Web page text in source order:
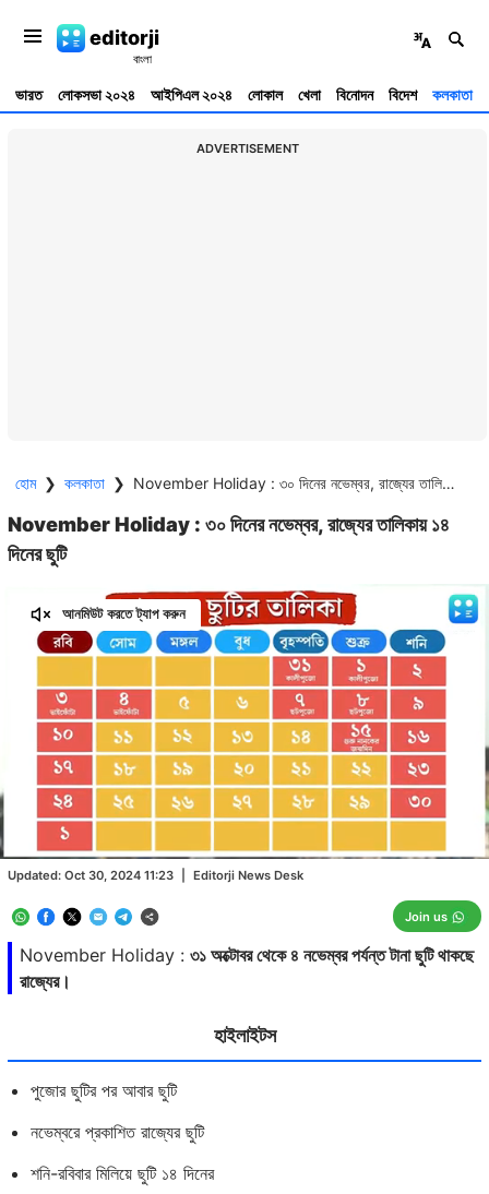
editorji
ভারত লোকসভা ২০২৪ আইপিএল ২০২৪ লোকাল খেলা বিনোদন বিদেশ কলকাতা
ADVERTISEMENT
হোম ❯ কলকাতা ❯ November Holiday : ৩০ দিনের নভেম্বর, রাজ্যের তালিকায় ১৪ দিনের ছুটি
November Holiday : ৩০ দিনের নভেম্বর, রাজ্যের তালিকায় ১৪
দিনের ছুটি
November Holiday : ৩১ অক্টোবর থেকে ৪ নভেম্বর পর্যন্ত টানা ছুটি থাকছে
রাজ্যের।
Updated: Oct 30, 2024 11:23 Editorji News Desk
Join us
আনমিউট করতে ট্যাপ করুন
হাইলাইটস
পুজোর ছুটির পর আবার ছুটি
নভেম্বরে প্রকাশিত রাজ্যের ছুটি
শনি-রবিবার মিলিয়ে ছুটি ১৪ দিনের